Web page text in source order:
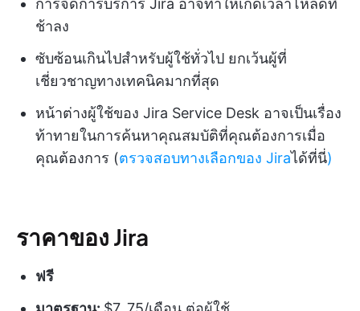
ช้าลง
ซับซ้อนเกินไปสำหรับผู้ใช้ทั่วไป ยกเว้นผู้ที่
เชี่ยวชาญทางเทคนิคมากที่สุด
หน้าต่างผู้ใช้ของ Jira Service Desk อาจเป็นเรื่อง
ท้าทายในการค้นหาคุณสมบัติที่คุณต้องการเมื่อ
คุณต้องการ (ตรวจสอบทางเลือกของ Jiraได้ที่นี่)
ราคาของ Jira
ฟรี